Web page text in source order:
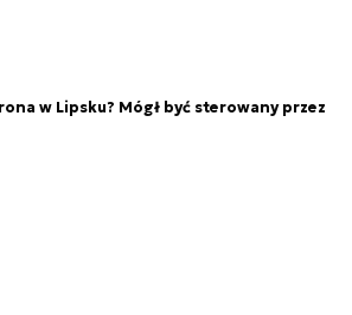
w Lipsku? Mógł być sterowany przez